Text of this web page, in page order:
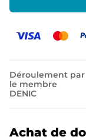
Déroulement par
le membre
DENIC
Achat de